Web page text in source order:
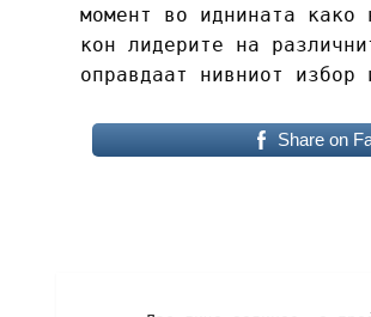
момент во иднината како
кон лидерите на
оправдаат нивниот
Share on